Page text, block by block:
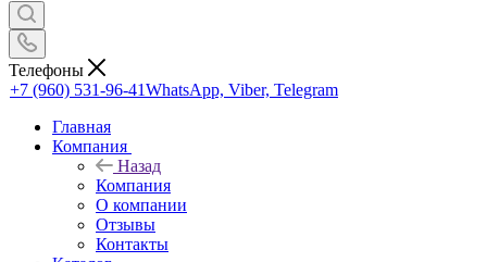
Телефоны
+7 (960) 531-96-41WhatsApp, Viber, Telegram
Главная
Компания
Назад
Компания
О компании
Отзывы
Контакты